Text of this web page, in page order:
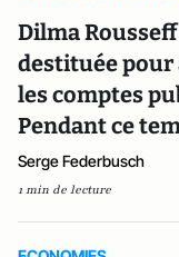
Dilma
destituée
les comptes
Pendant ce
Serge Federbusch
1 min de lecture